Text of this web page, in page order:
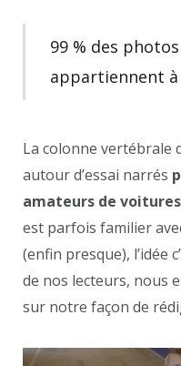
99 % des
appartiennent à
La colonne vertébrale
autour d’essai narrés
amateurs de
est parfois familier
(enfin presque), l’idée
de nos lecteurs, nous
sur notre façon de